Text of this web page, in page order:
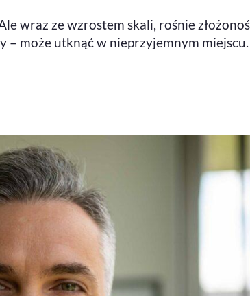
Deklaracja dostępności,
wraz ze wzrostem skali, rośnie
– może utknąć w nieprzyjemnym miejscu.